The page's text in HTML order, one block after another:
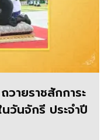
วายราชสักการะ
วันจักรี ประจำปี